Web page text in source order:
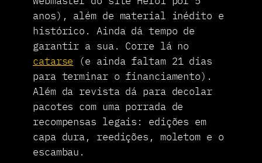
anos), além de material inédito e
histórico. Ainda dá tempo de
garantir a sua. Corre lá no
catarse (e ainda faltam 21 dias
para terminar o financiamento).
Além da revista dá para decolar
pacotes com uma porrada de
recompensas legais: edições em
capa dura, reedições, moletom e o
escambau.